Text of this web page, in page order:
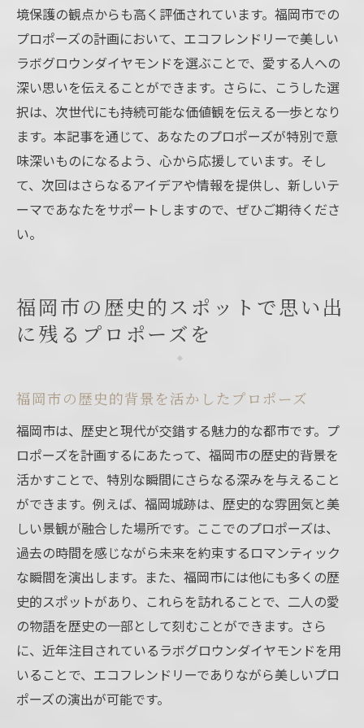
境保護の観点からも高く評価されています。福岡市での
プロポーズの計画において、エコフレンドリーで美しい
ラボグロウンダイヤモンドを選ぶことで、愛する人への
深い思いを伝えることができます。さらに、こうした選
択は、次世代にも持続可能な価値観を伝える一歩となり
ます。本記事を通じて、あなたのプロポーズが特別で意
味深いものになるよう、心から応援しています。そし
て、次回はさらなるアイデアや情報を提供し、新しいテ
ーマであなたをサポートしますので、ぜひご期待くださ
い。
福岡市の歴史的スポットで思い出
に残るプロポーズを
福岡市の歴史的背景を活かしたプロポーズ
福岡市は、歴史と現代が交錯する魅力的な都市です。プ
ロポーズを計画するにあたって、福岡市の歴史的背景を
活かすことで、特別な瞬間にさらなる深みを与えること
ができます。例えば、福岡城跡は、歴史的な雰囲気と美
しい景観が融合した場所です。ここでのプロポーズは、
過去の時間を感じながら未来を約束するロマンティック
な瞬間を演出します。また、福岡市には他にも多くの歴
史的スポットがあり、これらを訪れることで、二人の愛
の物語を歴史の一部として刻むことができます。さら
に、近年注目されているラボグロウンダイヤモンドを用
いることで、エコフレンドリーでありながら美しいプロ
ポーズの演出が可能です。